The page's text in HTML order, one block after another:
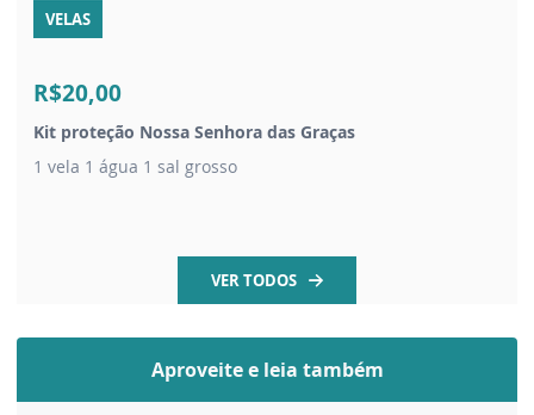
VELAS
R$20,00
Kit proteção Nossa Senhora das Graças
1 vela 1 água 1 sal grosso
VER TODOS
Aproveite e leia também